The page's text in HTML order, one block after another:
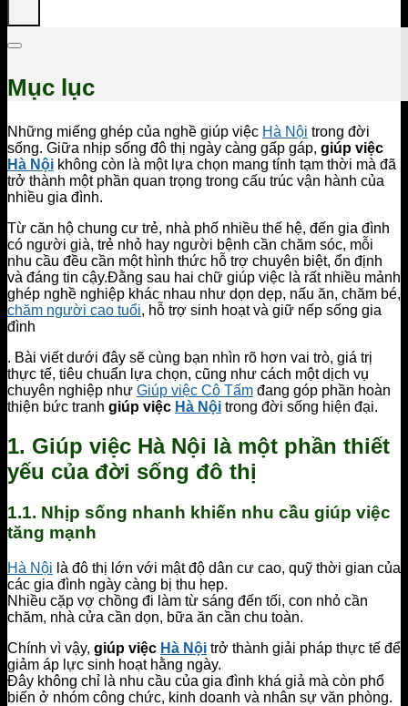
Mục lục
Những miếng ghép của nghề giúp việc Hà Nội trong đời
sống. Giữa nhịp sống đô thị ngày càng gấp gáp, giúp việc
Hà Nội không còn là một lựa chọn mang tính tạm thời mà đã
trở thành một phần quan trọng trong cấu trúc vận hành của
nhiều gia đình.
Từ căn hộ chung cư trẻ, nhà phố nhiều thế hệ, đến gia đình
có người già, trẻ nhỏ hay người bệnh cần chăm sóc, mỗi
nhu cầu đều cần một hình thức hỗ trợ chuyên biệt, ổn định
và đáng tin cậy.Đằng sau hai chữ giúp việc là rất nhiều mảnh
ghép nghề nghiệp khác nhau như dọn dẹp, nấu ăn, chăm bé,
chăm người cao tuổi, hỗ trợ sinh hoạt và giữ nếp sống gia
đình
. Bài viết dưới đây sẽ cùng bạn nhìn rõ hơn vai trò, giá trị
thực tế, tiêu chuẩn lựa chọn, cũng như cách một dịch vụ
chuyên nghiệp như Giúp việc Cô Tấm đang góp phần hoàn
thiện bức tranh giúp việc Hà Nội trong đời sống hiện đại.
1. Giúp việc Hà Nội là một phần thiết
yếu của đời sống đô thị
1.1. Nhịp sống nhanh khiến nhu cầu giúp việc
tăng mạnh
Hà Nội là đô thị lớn với mật độ dân cư cao, quỹ thời gian của
các gia đình ngày càng bị thu hẹp.
Nhiều cặp vợ chồng đi làm từ sáng đến tối, con nhỏ cần
chăm, nhà cửa cần dọn, bữa ăn cần chu toàn.
Chính vì vậy, giúp việc Hà Nội trở thành giải pháp thực tế để
giảm áp lực sinh hoạt hằng ngày.
Đây không chỉ là nhu cầu của gia đình khá giả mà còn phổ
biến ở nhóm công chức, kinh doanh và nhân sự văn phòng.